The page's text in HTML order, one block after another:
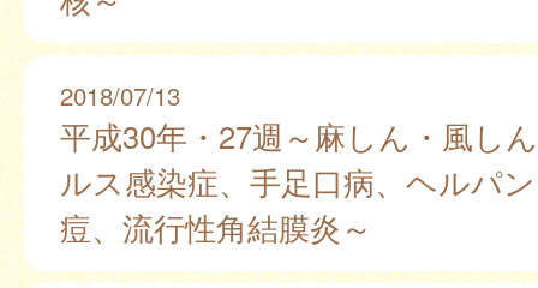
2018/07/13
平成30年・27週～麻しん・風し
ルス感染症、手足口病、ヘルパ
痘、流行性角結膜炎～